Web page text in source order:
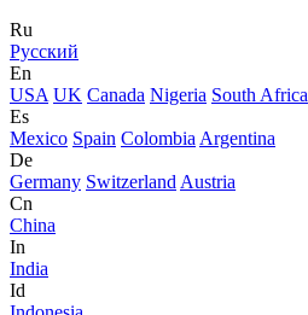
Ru
Русский
En
USA UK Canada Nigeria South Africa
Es
Mexico Spain Colombia Argentina
De
Germany Switzerland Austria
Cn
China
In
India
Id